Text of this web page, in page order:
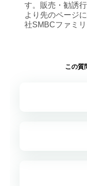
す。販売・勧誘
より先のページ
社SMBCファミ
この質